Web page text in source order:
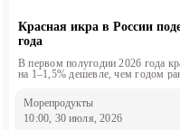
Красная икра в России
года
В первом полугодии 2026 года
на 1–1,5% дешевле, чем годом
Морепродукты
10:00, 30 июля, 2026